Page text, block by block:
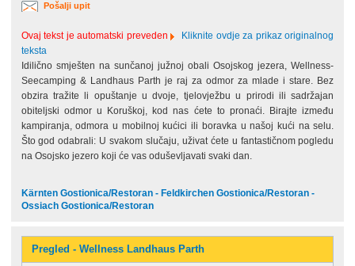
Pošalji upit
Ovaj tekst je automatski preveden
Kliknite ovdje za prikaz originalnog
teksta
Idilično smješten na sunčanoj južnoj obali Osojskog jezera, Wellness-
Seecamping & Landhaus Parth je raj za odmor za mlade i stare. Bez
obzira tražite li opuštanje u dvoje, tjelovježbu u prirodi ili sadržajan
obiteljski odmor u Koruškoj, kod nas ćete to pronaći. Birajte između
kampiranja, odmora u mobilnoj kućici ili boravka u našoj kući na selu.
Što god odabrali: U svakom slučaju, uživat ćete u fantastičnom pogledu
na Osojsko jezero koji će vas oduševljavati svaki dan.
Kärnten Gostionica/Restoran - Feldkirchen Gostionica/Restoran -
Ossiach Gostionica/Restoran
Pregled - Wellness Landhaus Parth